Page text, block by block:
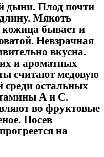
дыни. Плод почти
Мякоть
кожица бывает и
Невзрачная
вкусна.
и ароматных
считают медовую
остальных
А и С.
во фруктовые
Посев
на